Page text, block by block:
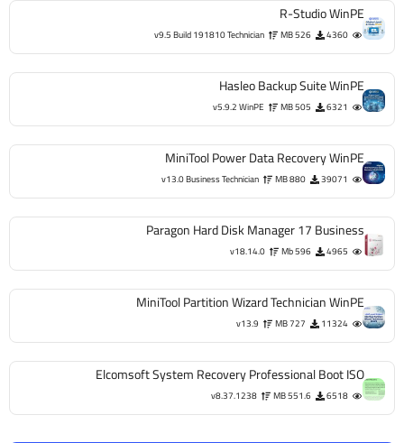
R-Studio WinPE
4360
526 MB
v9.5 Build 191810 Technician
Hasleo Backup Suite WinPE
6321
505 MB
v5.9.2 WinPE
MiniTool Power Data Recovery WinPE
39071
880 MB
v13.0 Business Technician
Paragon Hard Disk Manager 17 Business
4965
596 Mb
v18.14.0
MiniTool Partition Wizard Technician WinPE
11324
727 MB
v13.9
Elcomsoft System Recovery Professional Boot ISO
6518
551.6 MB
v8.37.1238